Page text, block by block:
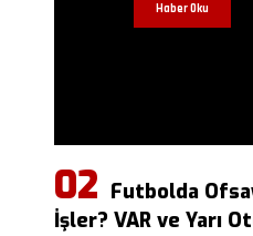
Haber Oku
Futbolda
İşler? VAR ve Yarı